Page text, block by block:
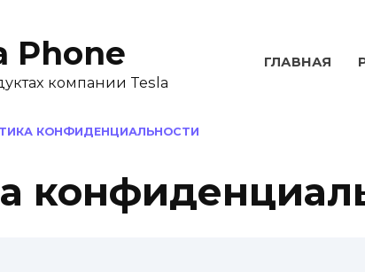
Phone
компании Tesla
ГЛАВНАЯ
КОНФИДЕНЦИАЛЬНОСТИ